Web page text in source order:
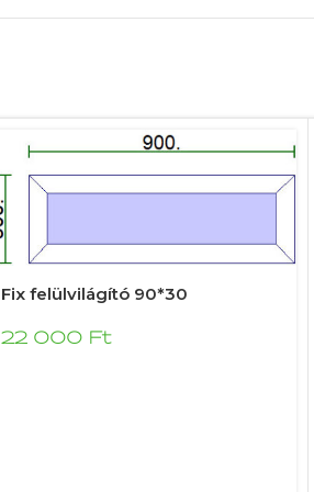
Fix felülvilágító 90*30
22 000 Ft